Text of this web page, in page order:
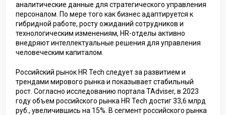
аналитические данные для стратегического управления
персоналом. По мере того как бизнес адаптируется к
гибридной работе, росту ожиданий сотрудников и
технологическим изменениям, HR-отделы активно
внедряют интеллектуальные решения для управления
человеческим капиталом.
Российский рынок HR Tech следует за развитием и
трендами мирового рынка и показывает стабильный
рост. Согласно исследованию портала TAdviser, в 2023
году объем российского рынка HR Tech достиг 33,6 млрд
руб., увеличившись на 15%. В сегмент российского рынка